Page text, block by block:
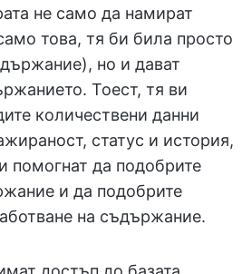
не само да намират
това, тя би била просто
но и дават
Тоест, тя ви
количествени данни
статус и история,
помогнат да подобрите
и да подобрите
на съдържание.